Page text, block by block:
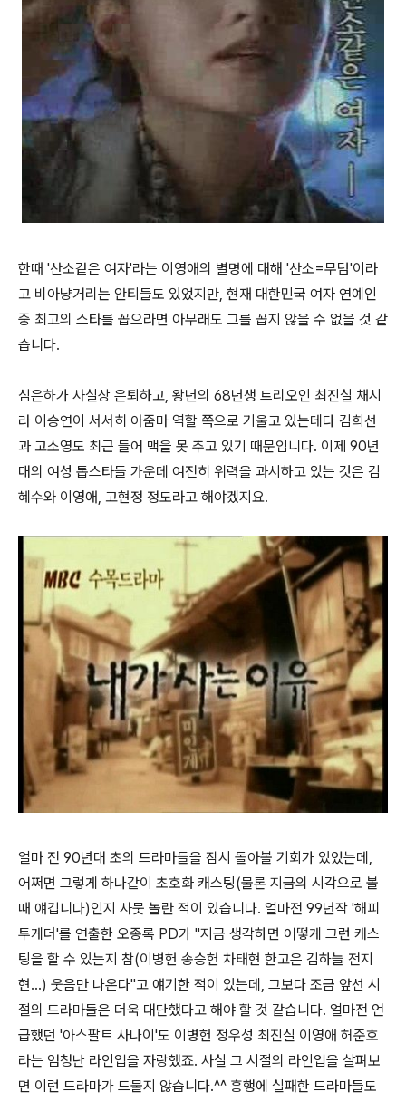
한때 '산소같은 여자'라는 이영애의 별명에 대해 '산소=무덤'이라
고 비아냥거리는 안티들도 있었지만, 현재 대한민국 여자 연예인
중 최고의 스타를 꼽으라면 아무래도 그를 꼽지 않을 수 없을 것 같
습니다.
심은하가 사실상 은퇴하고, 왕년의 68년생 트리오인 최진실 채시
라 이승연이 서서히 아줌마 역할 쪽으로 기울고 있는데다 김희선
과 고소영도 최근 들어 맥을 못 추고 있기 때문입니다. 이제 90년
대의 여성 톱스타들 가운데 여전히 위력을 과시하고 있는 것은 김
혜수와 이영애, 고현정 정도라고 해야겠지요.
얼마 전 90년대 초의 드라마들을 잠시 돌아볼 기회가 있었는데,
어쩌면 그렇게 하나같이 초호화 캐스팅(물론 지금의 시각으로 볼
때 얘깁니다)인지 사뭇 놀란 적이 있습니다. 얼마전 99년작 '해피
투게더'를 연출한 오종록 PD가 "지금 생각하면 어떻게 그런 캐스
팅을 할 수 있는지 참(이병헌 송승헌 차태현 한고은 김하늘 전지
현...) 웃음만 나온다"고 얘기한 적이 있는데, 그보다 조금 앞선 시
절의 드라마들은 더욱 대단했다고 해야 할 것 같습니다. 얼마전 언
급했던 '아스팔트 사나이'도 이병헌 정우성 최진실 이영애 허준호
라는 엄청난 라인업을 자랑했죠. 사실 그 시절의 라인업을 살펴보
면 이런 드라마가 드물지 않습니다.^^ 흥행에 실패한 드라마들도